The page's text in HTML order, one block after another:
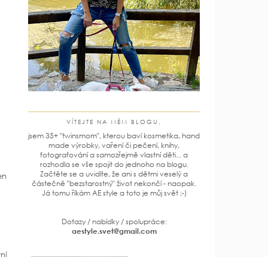
VÍTEJTE NA MÉM BLOGU,
jsem 35+ "twinsmom", kterou baví kosmetika, hand
made výrobky, vaření či pečení, knihy,
fotografování a samozřejmě vlastní děti... a
rozhodla se vše spojit do jednoho na blogu.
Začtěte se a uvidíte, že ani s dětmi veselý a
částečně "bezstarostný" život nekončí - naopak.
Já tomu říkám AE style a toto je můj svět ;-)
Dotazy / nabídky / spolupráce:
aestyle.svet@gmail.com